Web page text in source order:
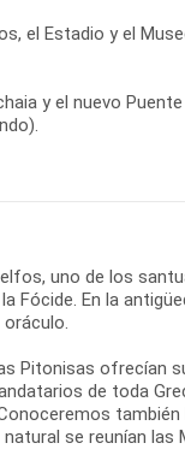
el Estadio y el
y el nuevo
uno de los
Fócide. En la
Pitonisas ofrecían
de toda
se reunían